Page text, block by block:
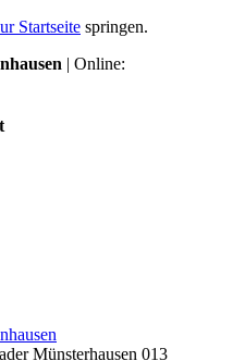
Startseite springen.
| Online: